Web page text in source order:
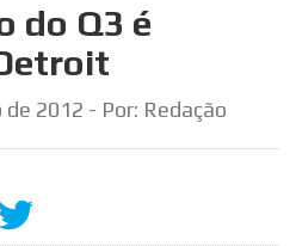
do Q3 é
de 2012 - Por: Redação